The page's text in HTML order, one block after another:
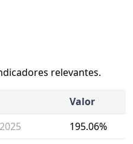
relevantes.
Valor
195.06%